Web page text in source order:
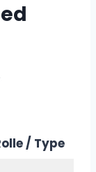
/ Type